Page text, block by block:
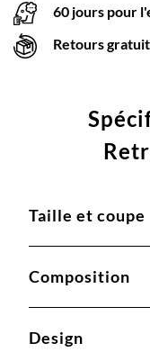
60 jours pour
Retours
Taille et coupe
Composition
Design